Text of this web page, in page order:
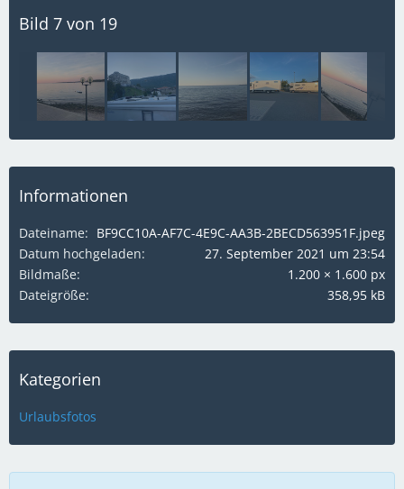
Bild 7 von 19
Informationen
Dateiname
BF9CC10A-AF7C-4E9C-AA3B-2BECD563951F.jpeg
Datum hochgeladen
27. September 2021 um 23:54
Bildmaße
1.200 × 1.600 px
Dateigröße
358,95 kB
Kategorien
Urlaubsfotos